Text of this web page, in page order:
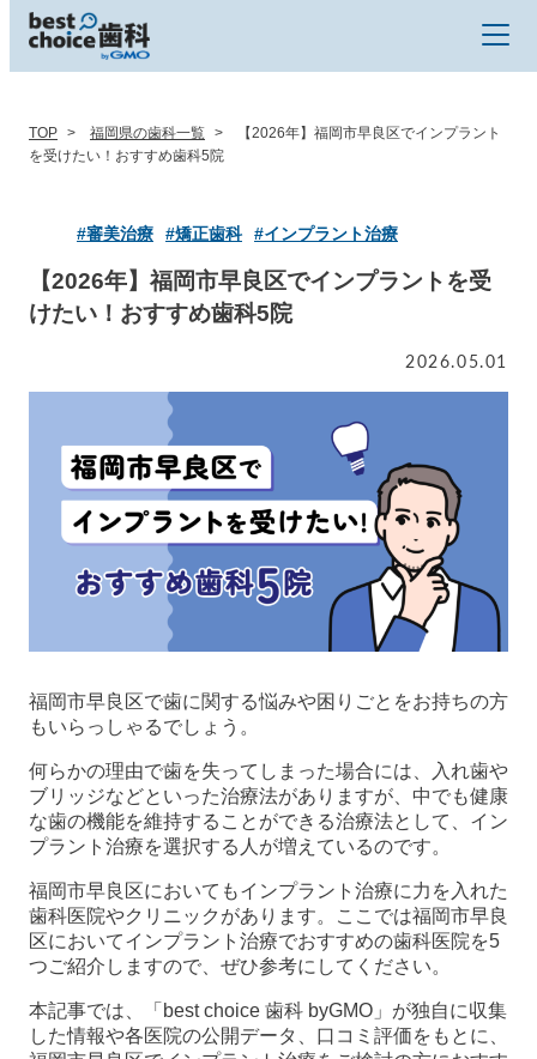
TOP 福岡県の歯科一覧
【2026年】福岡市早良区でインプラント
を受けたい！おすすめ歯科5院
#審美治療 #矯正歯科 #インプラント治療
【2026年】福岡市早良区でインプラントを受
けたい！おすすめ歯科5院
2026.05.01
福岡市早良区で歯に関する悩みや困りごとをお持ちの方
もいらっしゃるでしょう。
何らかの理由で歯を失ってしまった場合には、入れ歯や
ブリッジなどといった治療法がありますが、中でも健康
な歯の機能を維持することができる治療法として、イン
プラント治療を選択する人が増えているのです。
福岡市早良区においてもインプラント治療に力を入れた
歯科医院やクリニックがあります。ここでは福岡市早良
区においてインプラント治療でおすすめの歯科医院を5
つご紹介しますので、ぜひ参考にしてください。
本記事では、「best choice 歯科 byGMO」が独自に収集
した情報や各医院の公開データ、口コミ評価をもとに、